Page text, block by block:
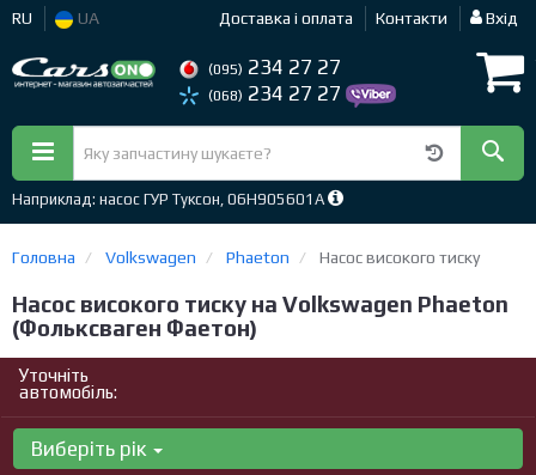
RU UA Доставка і оплата Контакти Вхід
(095) 234 27 27
(068) 234 27 27
Наприклад: насос ГУР Туксон, 06H905601A
Головна Volkswagen Phaeton Насос високого тиску
Насос високого тиску на Volkswagen Phaeton
(Фольксваген Фаетон)
Уточніть
автомобіль:
Виберіть рік